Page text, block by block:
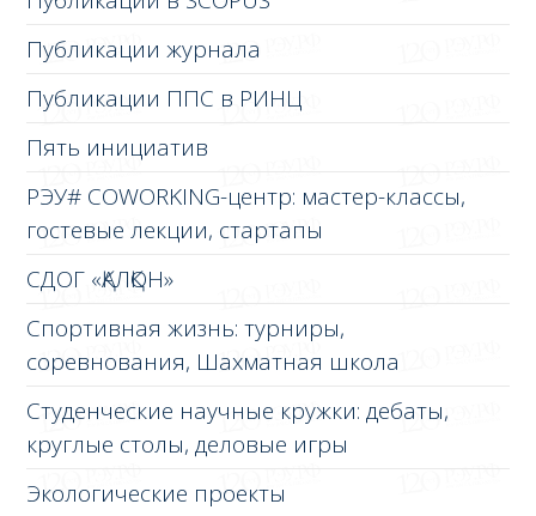
Публикации журнала
Публикации ППС в РИНЦ
Пять инициатив
РЭУ# COWORKING-центр: мастер-классы,
гостевые лекции, стартапы
СДОГ «ҚАЛҚОН»
Спортивная жизнь: турниры,
соревнования, Шахматная школа
Студенческие научные кружки: дебаты,
круглые столы, деловые игры
Экологические проекты